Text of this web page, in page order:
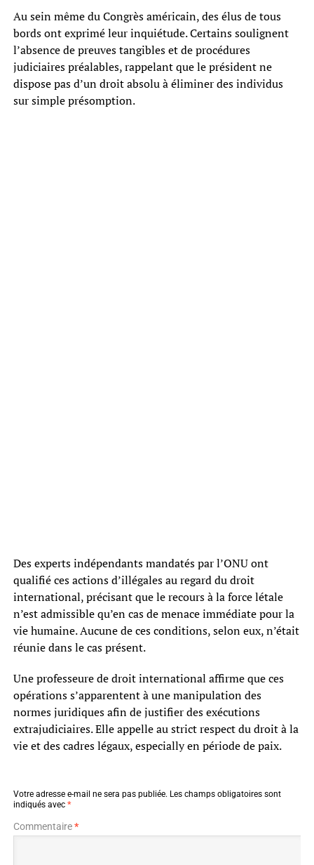
Au sein même du Congrès américain, des élus de tous
bords ont exprimé leur inquiétude. Certains soulignent
l’absence de preuves tangibles et de procédures
judiciaires préalables, rappelant que le président ne
dispose pas d’un droit absolu à éliminer des individus
sur simple présomption.
Des experts indépendants mandatés par l’ONU ont
qualifié ces actions d’illégales au regard du droit
international, précisant que le recours à la force létale
n’est admissible qu’en cas de menace immédiate pour la
vie humaine. Aucune de ces conditions, selon eux, n’était
réunie dans le cas présent.
Une professeure de droit international affirme que ces
opérations s’apparentent à une manipulation des
normes juridiques afin de justifier des exécutions
extrajudiciaires. Elle appelle au strict respect du droit à la
vie et des cadres légaux, especially en période de paix.
Votre adresse e-mail ne sera pas publiée. Les champs obligatoires sont
indiqués avec *
Commentaire*